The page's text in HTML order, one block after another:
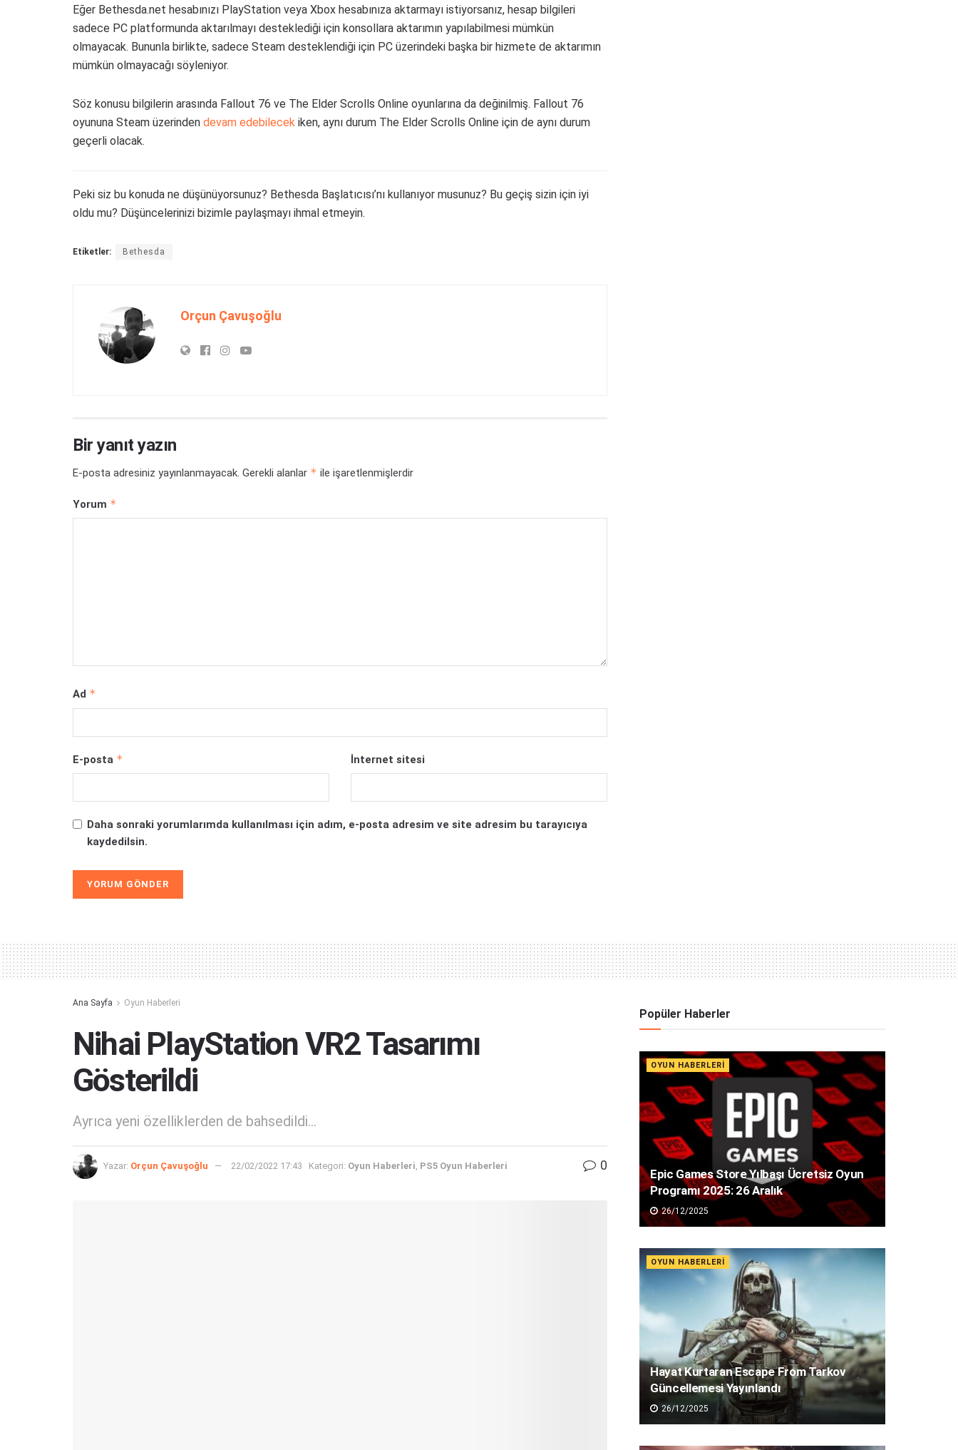
Eğer Bethesda.net hesabınızı PlayStation veya Xbox hesabınıza aktarmayı istiyorsanız, hesap bilgileri
sadece PC platformunda aktarılmayı desteklediği için konsollara aktarımın yapılabilmesi mümkün
olmayacak. Bununla birlikte, sadece Steam desteklendiği için PC üzerindeki başka bir hizmete de aktarımın
mümkün olmayacağı söyleniyor.
Söz konusu bilgilerin arasında Fallout 76 ve The Elder Scrolls Online oyunlarına da değinilmiş. Fallout 76
oyununa Steam üzerinden devam edebilecek iken, aynı durum The Elder Scrolls Online için de aynı durum
geçerli olacak.
Peki siz bu konuda ne düşünüyorsunuz? Bethesda Başlatıcısı’nı kullanıyor musunuz? Bu geçiş sizin için iyi
oldu mu? Düşüncelerinizi bizimle paylaşmayı ihmal etmeyin.
Etiketler: Bethesda
Orçun Çavuşoğlu
Bir yanıt yazın
E-posta adresiniz yayınlanmayacak. Gerekli alanlar * ile işaretlenmişlerdir
Yorum *
Ad *
E-posta * İnternet sitesi
Daha sonraki yorumlarımda kullanılması için adım, e-posta adresim ve site adresim bu tarayıcıya
kaydedilsin.
Ana Sayfa Oyun Haberleri
Nihai PlayStation VR2 Tasarımı
Gösterildi
Ayrıca yeni özelliklerden de bahsedildi...
Yazar: Orçun Çavuşoğlu 22/02/2022 17:43 Kategori: Oyun Haberleri PS5 Oyun Haberleri 0
Popüler Haberler
OYUN HABERLERI
Epic Games Store Yılbaşı Ücretsiz Oyun
Programı 2025: 26 Aralık
26/12/2025
OYUN HABERLERI
Hayat Kurtaran Escape From Tarkov
Güncellemesi Yayınlandı
26/12/2025